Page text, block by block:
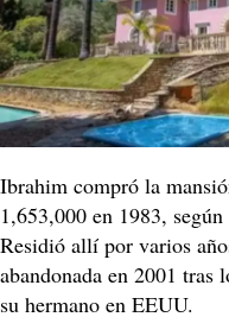
Ibrahim compró la
1,653,000 en 1983,
Residió allí por varios
abandonada en 2001 tras
su hermano en EEUU.